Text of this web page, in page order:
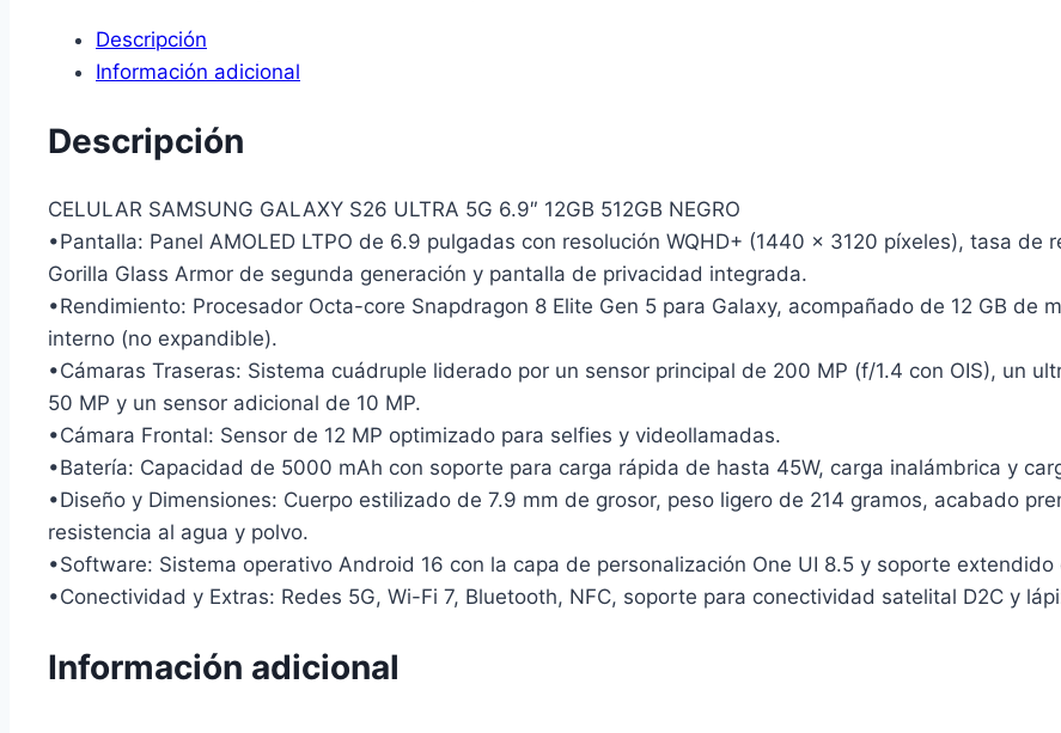
Descripción
Información adicional
Descripción
CELULAR SAMSUNG GALAXY S26 ULTRA 5G 6.9″ 12GB 512GB NEGRO
•Pantalla: Panel AMOLED LTPO de 6.9 pulgadas con resolución WQHD+ (1440 x 3120 píxeles), tasa
Gorilla Glass Armor de segunda generación y pantalla de privacidad integrada.
•Rendimiento: Procesador Octa-core Snapdragon 8 Elite Gen 5 para Galaxy, acompañado de 12 GB de
interno (no expandible).
•Cámaras Traseras: Sistema cuádruple liderado por un sensor principal de 200 MP (f/1.4 con OIS), un
50 MP y un sensor adicional de 10 MP.
•Cámara Frontal: Sensor de 12 MP optimizado para selfies y videollamadas.
•Batería: Capacidad de 5000 mAh con soporte para carga rápida de hasta 45W, carga inalámbrica y
•Diseño y Dimensiones: Cuerpo estilizado de 7.9 mm de grosor, peso ligero de 214 gramos, acabado
resistencia al agua y polvo.
•Software: Sistema operativo Android 16 con la capa de personalización One UI 8.5 y soporte
•Conectividad y Extras: Redes 5G, Wi-Fi 7, Bluetooth, NFC, soporte para conectividad satelital D2C y
Información adicional